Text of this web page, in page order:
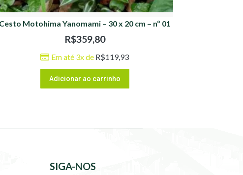
Cesto Motohima Yanomami – 30 x 20 cm – nº 01
R$359,80
Em até 3x de R$119,93
Adicionar ao carrinho
SIGA-NOS